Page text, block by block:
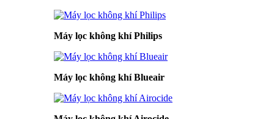
Máy lọc không khí Philips
Máy lọc không khí Blueair